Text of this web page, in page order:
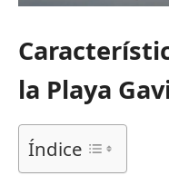
la Playa
Índice